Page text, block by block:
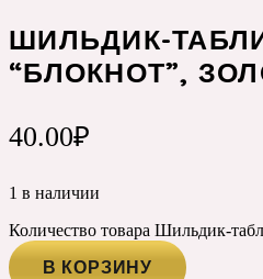
ШИЛЬДИК-
“БЛОКНОТ”,
40.00₽
1 в наличии
Количество товара Шильдик-
В КОРЗИНУ